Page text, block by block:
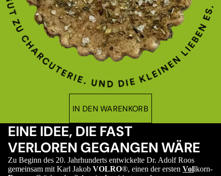
IN DEN WARENKORB
EINE IDEE, DIE FAST
VERLOREN GEGANGEN WÄRE
Zu Beginn des 20. Jahrhunderts entwickelte Dr. Adolf Roos
gemeinsam mit Karl Jakob VOLRO®, einen der ersten Vollkorn-